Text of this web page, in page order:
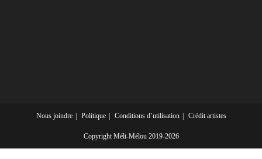
Nous joindre Politique Conditions d’utilisation Crédit artistes
Copyright Méli-Mélou 2019-2026